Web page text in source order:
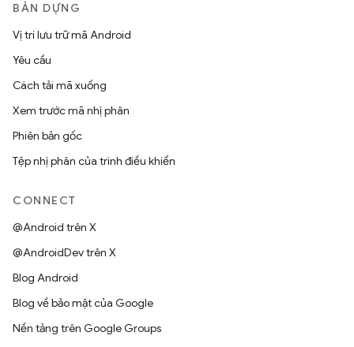
BẢN DỰNG
Vị trí lưu trữ mã Android
Yêu cầu
Cách tải mã xuống
Xem trước mã nhị phân
Phiên bản gốc
Tệp nhị phân của trình điều khiển
CONNECT
@Android trên X
@AndroidDev trên X
Blog Android
Blog về bảo mật của Google
Nền tảng trên Google Groups